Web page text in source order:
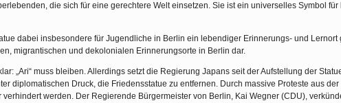
die sich für eine gerechtere Welt einsetzen. Sie ist ein universelles Symbol für
dabei insbesondere für Jugendliche in Berlin ein lebendiger Erinnerungs- und Lernort
migrantischen und dekolonialen Erinnerungsorte in Berlin dar.
„Ari“ muss bleiben. Allerdings setzt die Regierung Japans seit der Aufstellung der
diplomatischen Druck, die Friedensstatue zu entfernen. Durch massive Proteste aus der
werden. Der Regierende Bürgermeister von Berlin, Kai Wegner (CDU),